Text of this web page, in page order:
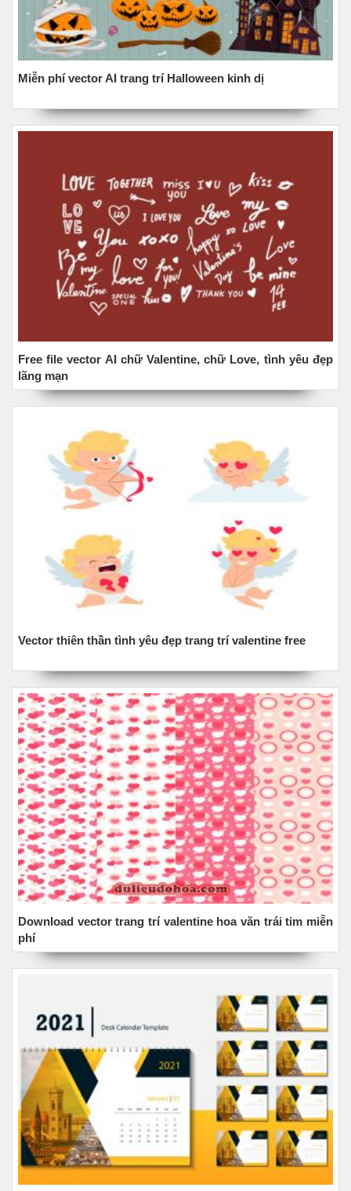
Miễn phí vector AI trang trí Halloween kinh dị
Free file vector AI chữ Valentine, chữ Love, tình yêu đẹp
lãng mạn
Vector thiên thần tình yêu đẹp trang trí valentine free
Download vector trang trí valentine hoa văn trái tim miễn
phí